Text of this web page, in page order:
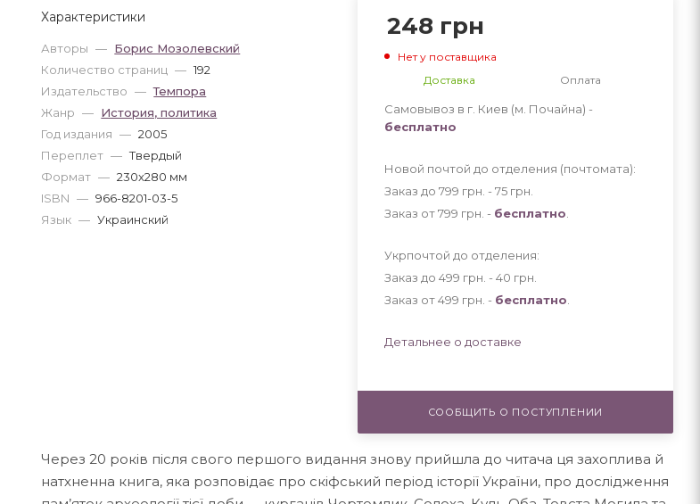
Характеристики
Авторы — Борис Мозолевский
Количество страниц — 192
Издательство — Темпора
Жанр — История, политика
Год издания — 2005
Переплет — Твердый
Формат — 230x280 мм
ISBN — 966-8201-03-5
Язык — Украинский
248 грн
Нет у поставщика
Доставка
Оплата
Самовывоз в г. Киев (м. Почайна) -
бесплатно
Новой почтой до отделения (почтомата):
Заказ до 799 грн. - 75 грн
Заказ от 799 грн. - бесплатно
Укрпочтой до отделения:
Заказ до 499 грн. - 40 грн
Заказ от 499 грн. - бесплатно
Детальнее о доставке
СООБЩИТЬ О ПОСТУПЛЕНИИ
Через 20 років після свого першого видання знову прийшла до читача ця захоплива й
натхненна книга, яка розповідає про скіфський період історії України, про дослідження